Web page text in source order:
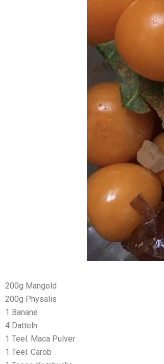
200g Mangold
200g Physalis
1 Banane
4 Datteln
1 Teel. Maca Pulver
1 Teel. Carob